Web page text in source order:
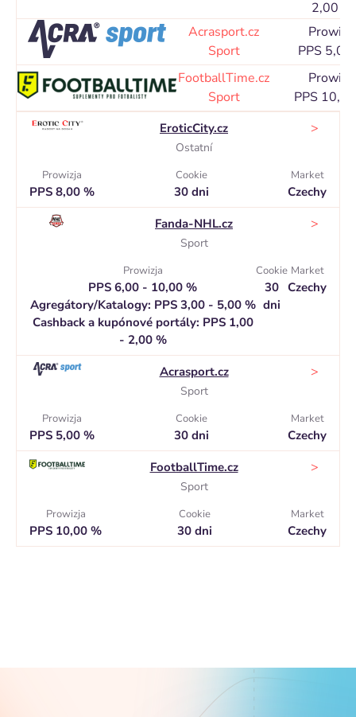
2,00 %
Acrasport.cz
Sport
Prowizja
PPS 5,00
FootballTime.cz
Sport
Prowizja
PPS
EroticCity.cz
Ostatní
>
Prowizja
PPS 8,00 %
Cookie
30 dni
Market
Czechy
Fanda-NHL.cz
Sport
>
Prowizja
PPS 6,00 - 10,00 %
Agregátory/Katalogy: PPS 3,00 - 5,00 %
Cashback a kupónové portály: PPS 1,00
- 2,00 %
Cookie
30
dni
Market
Czechy
Acrasport.cz
Sport
>
Prowizja
PPS 5,00 %
Cookie
30 dni
Market
Czechy
FootballTime.cz
Sport
>
Prowizja
PPS 10,00 %
Cookie
30 dni
Market
Czechy